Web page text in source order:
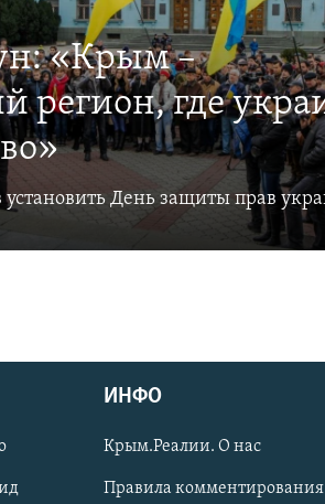
«Крым –
регион, где
установить День защиты прав
ИНФО
Крым.Реалии. О нас
Правила комментирования